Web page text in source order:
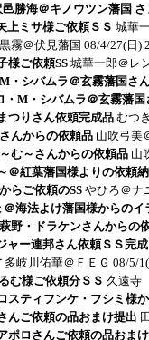
勝海＠キノウツン藩国 さ
ミサ様ご依頼ＳＳ 城華
黒霧＠伏見藩国 08/4/27(日)
様ご依頼SS 城華一郎＠レ
・シバムラ＠玄霧藩国さ
・M・シバムラ＠玄霧藩国
つりさん依頼完成品 むつ
んからの依頼品 山吹弓美
む～さんからの依頼品 山
紅葉藩国様よりの依頼
らご依頼のSS やひろ＠ナ
海法よけ藩国様からのイ
野・ドラケンさんからの
ャー連邦さん依頼ＳＳ完
多岐川佑華＠ＦＥＧ 08/5/
む様ご依頼分ＳＳ 久遠寺
ティフンケ・フシミ様
ご依頼の品おまけ提出
ポロさんご依頼の品おま